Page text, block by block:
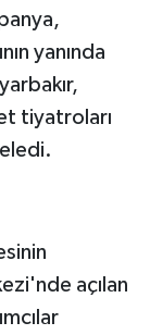
yanında
tiyatroları
açılan